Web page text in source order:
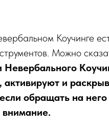
Коучинге
Можно
Невербального
активируют и
обращать на него
внимание.